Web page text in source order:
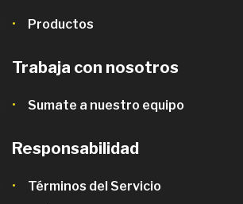
Productos
Trabaja con nosotros
Sumate a nuestro equipo
Responsabilidad
Términos del Servicio